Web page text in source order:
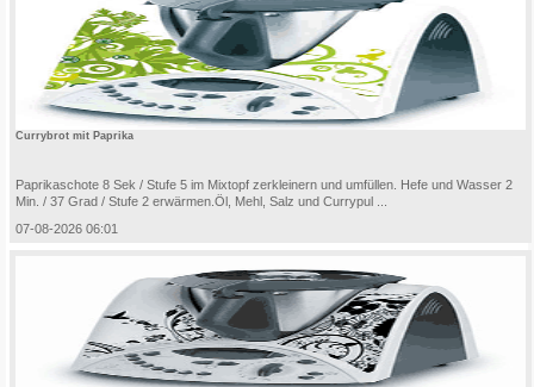
Currybrot mit Paprika
Paprikaschote 8 Sek / Stufe 5 im Mixtopf zerkleinern und umfüllen. Hefe und Wasser 2
Min. / 37 Grad / Stufe 2 erwärmen.Öl, Mehl, Salz und Currypul ...
07-08-2026 06:01